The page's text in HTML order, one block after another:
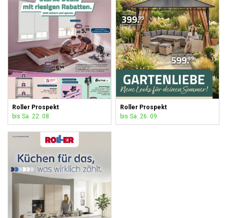
Roller Prospekt
bis Sa. 22. 08.
Roller Prospekt
bis Sa. 26. 09.